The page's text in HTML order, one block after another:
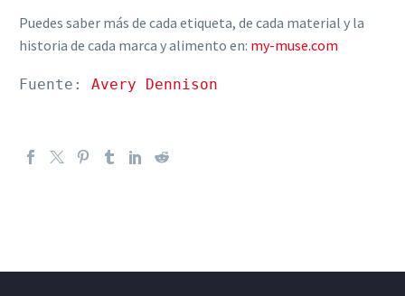
Puedes saber más de cada etiqueta, de cada material y la
historia de cada marca y alimento en: my-muse.com
Fuente: Avery Dennison